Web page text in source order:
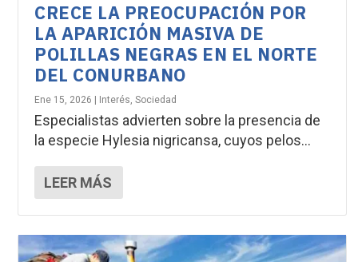
CRECE LA PREOCUPACIÓN POR
LA APARICIÓN MASIVA DE
POLILLAS NEGRAS EN EL NORTE
DEL CONURBANO
Ene 15, 2026 Interés,Sociedad
Especialistas advierten sobre la presencia de
la especie Hylesia nigricansa, cuyos pelos...
LEER MÁS